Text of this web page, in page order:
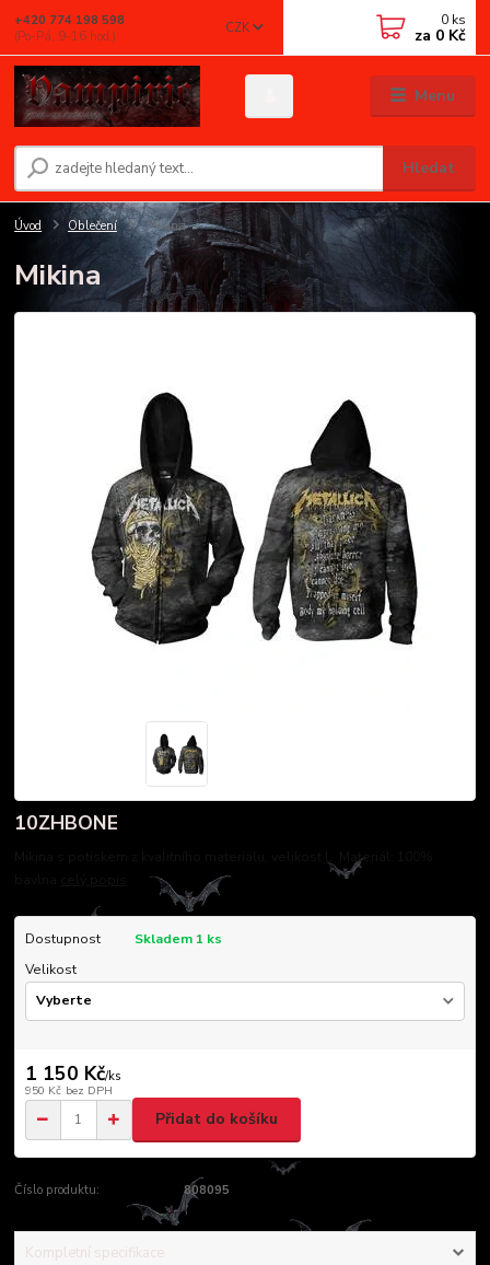
Menu
CZK
Hledat
+420 774 198 598
(Po-Pá, 9-16 hod.)
0 ks
za 0 Kč
Úvod Oblečení Mikina
Mikina
10ZHBONE
Mikina s potiskem z kvalitního materiálu, velikost L. Materiál: 100%
Dostupnost
Skladem 1 ks
Velikost
1 150 Kč/ks
950 Kč bez DPH
Přidat do košíku
Číslo produktu: 808095
Kompletní specifikace